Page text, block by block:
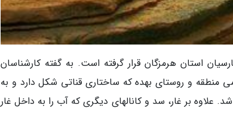
و در فاصله 40 کیلومتری شهر پارسیان استان هرمزگان قرار گرفته است. به گفته کارشناسان
منطقه و روستای بهده که ساختاری قناتی شکل دارد و به
علاوه بر غار، سد و کانالهای دیگری که آب را به داخل غار